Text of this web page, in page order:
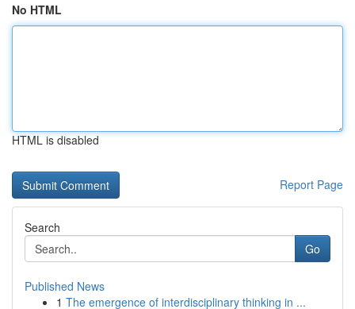
No HTML
HTML is disabled
Report Page
Search
Go
Published News
1 The emergence of interdisciplinary thinking in ...